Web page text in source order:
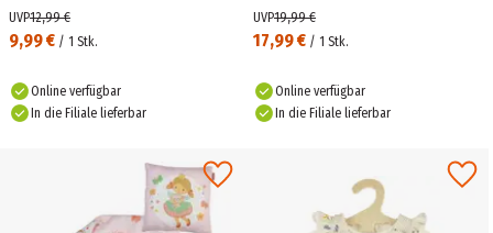
9,99 € / 1 Stk.
UVP12,99 €
Online verfügbar
In die Filiale lieferbar
17,99 € / 1 Stk.
UVP19,99 €
Online verfügbar
In die Filiale lieferbar